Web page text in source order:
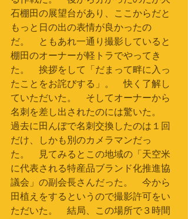
石棚田の展望台があり、ここからだと
もっと日の出の表情が良かったの
だ。　ともあれ一通り撮影していると
棚田のオーナーが軽トラでやってき
た。　挨拶をして「だまって畔に入っ
たことをお詫びする」。　快く了解し
ていただいた。　そしてオーナーから
名刺を差し出されたのには驚いた。
過去に田んぼで名刺交換したのは１回
だけ、しかも別のカメラマンだっ
た。　見てみるとこの地域の「天空米
に代表される特産品ブランド化推進協
議会」の副会長さんだった。　今から
田植えをするというので撮影許可をい
ただいた。　結局、この場所で３時間